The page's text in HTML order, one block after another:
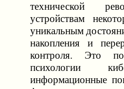
технической
устройствам
уникальным
накопления и
контроля. Это
психологии
информационные